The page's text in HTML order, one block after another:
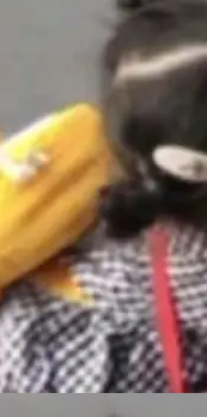
周
名
大学
、音
商品
支出
项目
行长
。这
时间
里
而
或
Dela
国的
代，
"buil
个判
是
个模
程师
案几
写程
智能
age
点很
的自
关的
件 C
到它
日，
相
Har
上
态模
。